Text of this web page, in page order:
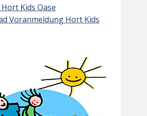
Kids Oase
Voranmeldung Hort Kids